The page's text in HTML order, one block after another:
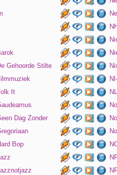
Gehoorde Stilte
It
Dag Zonder
Bop